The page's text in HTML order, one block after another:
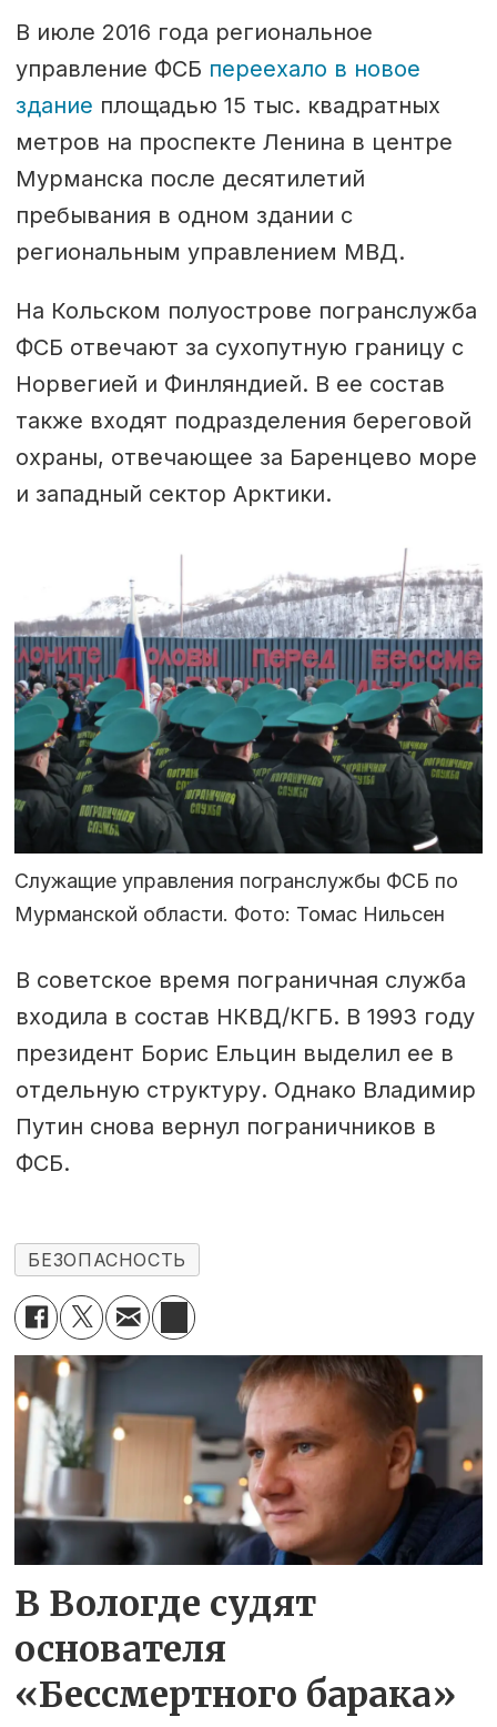
В июле 2016 года региональное
управление ФСБ переехало в новое
здание площадью 15 тыс. квадратных
метров на проспекте Ленина в центре
Мурманска после десятилетий
пребывания в одном здании с
региональным управлением МВД.
На Кольском полуострове погранслужба
ФСБ отвечают за сухопутную границу с
Норвегией и Финляндией. В ее состав
также входят подразделения береговой
охраны, отвечающее за Баренцево море
и западный сектор Арктики.
Служащие управления погранслужбы ФСБ по
Мурманской области. Фото: Томас Нильсен
В советское время пограничная служба
входила в состав НКВД/КГБ. В 1993 году
президент Борис Ельцин выделил ее в
отдельную структуру. Однако Владимир
Путин снова вернул пограничников в
ФСБ.
БЕЗОПАСНОСТЬ
В Вологде судят
основателя
«Бессмертного барака»